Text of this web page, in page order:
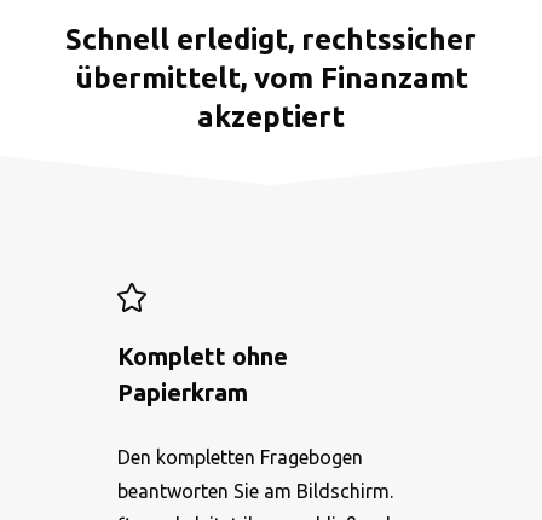
Schnell erledigt, rechtssicher
übermittelt, vom Finanzamt
akzeptiert
Komplett ohne
Papierkram
Den kompletten Fragebogen
beantworten Sie am Bildschirm.